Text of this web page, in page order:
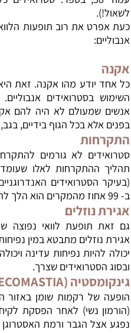
לשאול!).
כעת אפרט את רוב תופעות
אנבוליים:
אקנה
כל אחד יודע מהו אקנה. זאת
השימוש בסטרואידים
אנשים שמעולם לא היה להם
בפנים אלא בכל הגוף בידיים,
התקרחות
סטרואידים לא גורמים
תהליך ההתקרחות לאלו
(בעיקר הסטרואידים
ב- 99 אחוז מהמקרים הוא הלך לתמיד.
אגירת נוזלים
גם זאת תופעת לוואי נפוצה
אגירת נוזלים מתבטא במין
יכולה להיות נפיחות עדינה
ובסוג הסטרואידים שצרך.
גינקומסטיה (GYNECOMASTIA)
הופעה של רקמות שומן באזור
(הורמון נשי) לאחר הפסקת
נפגע אצל הגבר ורמת האסטרוגן